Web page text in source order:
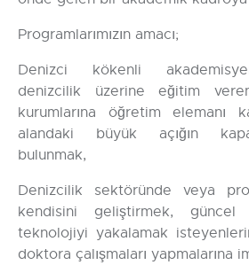
Programlarımızın amacı;
Denizci kökenli
denizcilik üzerine eğitim
kurumlarına öğretim elemanı
alandaki büyük açığın
bulunmak,
Denizcilik sektöründe veya
kendisini geliştirmek,
teknolojiyi yakalamak
doktora çalışmaları yapmalarına